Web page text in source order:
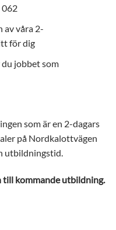
062
av våra 2-
för dig
jobbet som
som är en 2-dagars
på Nordkalottvägen
utbildningstid.
till kommande utbildning.